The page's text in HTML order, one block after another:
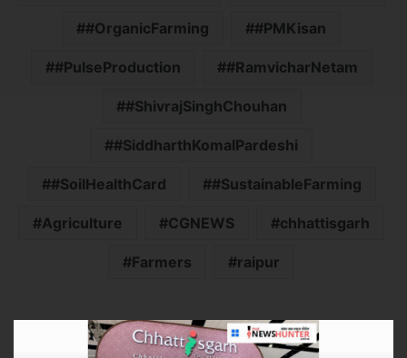
#OrganicFarming #PMKisan
#PulseProduction #RamvicharNetam
#ShivrajSinghChouhan
#SiddharthKomalPardeshi
#SoilHealthCard #SustainableFarming
Agriculture CGNEWS chhattisgarh
Farmers raipur